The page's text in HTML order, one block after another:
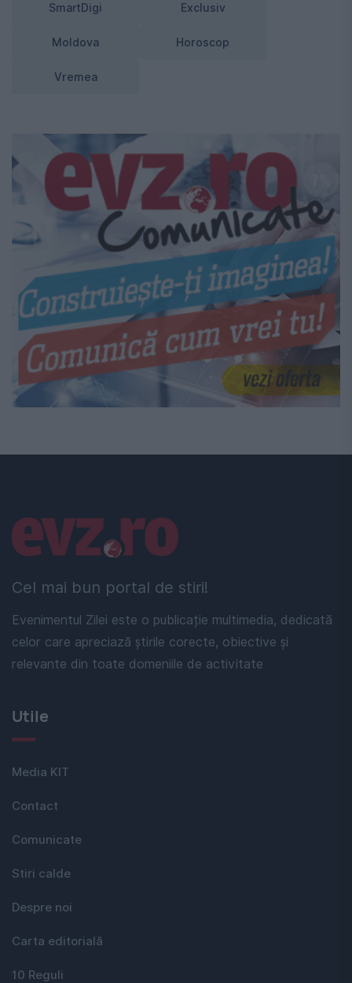
SmartDigi Exclusiv
Moldova Horoscop
Vremea
Cel mai bun portal de stiri!
Evenimentul Zilei este o publicație multimedia, dedicată
celor care apreciază știrile corecte, obiective și
relevante din toate domeniile de activitate
Linkuri utile
Utile
Media KIT
Contact
Comunicate
Stiri calde
Despre noi
Carta editorială
10 Reguli